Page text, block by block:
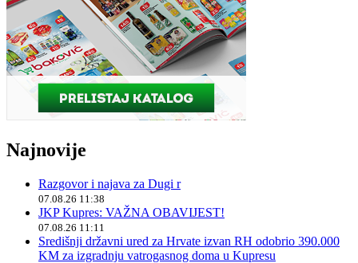
Najnovije
Razgovor i najava za Dugi r
07.08.26 11:38
JKP Kupres: VAŽNA OBAVIJEST!
07.08.26 11:11
Središnji državni ured za Hrvate izvan RH odobrio 390.000
KM za izgradnju vatrogasnog doma u Kupresu